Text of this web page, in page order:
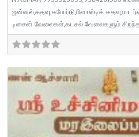
ஜன்னல்,கதவு,கபோர்டு,பிளாஸ்டிக்
டிசைன் வேலைகள்,கடசல் வேலைகளும் சிறந்த
தரப்படும். YEAR OF ESTABLISHMENT:-4